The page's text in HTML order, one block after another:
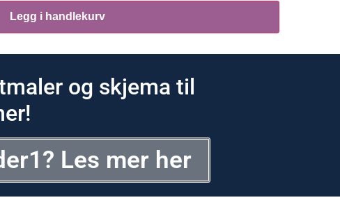
Legg i handlekurv
og skjema til
Les mer her